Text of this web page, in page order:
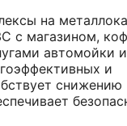
на
с магазином,
автомойки
и
снижению